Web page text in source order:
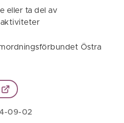
eller ta del av
Östra
09-02